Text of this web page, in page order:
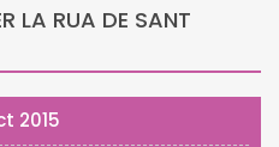
LA RUA DE SANT
2015